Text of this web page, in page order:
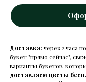
Доставка: через 2 часа
букет "прямо сейчас",
варианты букетов,
доставляем цветы